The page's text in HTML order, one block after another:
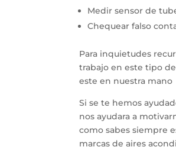
Medir sensor de
Chequear falso
Para inquietudes
trabajo en este tipo
este en nuestra mano
Si se te hemos
nos ayudara a
como sabes siempre
marcas de aires